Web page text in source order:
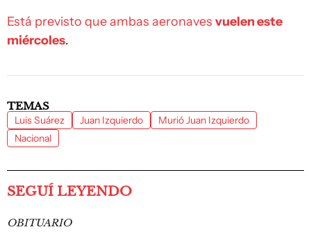
Está previsto que ambas aeronaves vuelen este
miércoles.
TEMAS
Luis Suárez Juan Izquierdo
Murió Juan Izquierdo
Nacional
SEGUÍ LEYENDO
OBITUARIO